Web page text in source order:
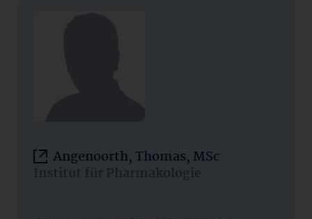
Angenoorth, Thomas, MSc
Institut für Pharmakologie